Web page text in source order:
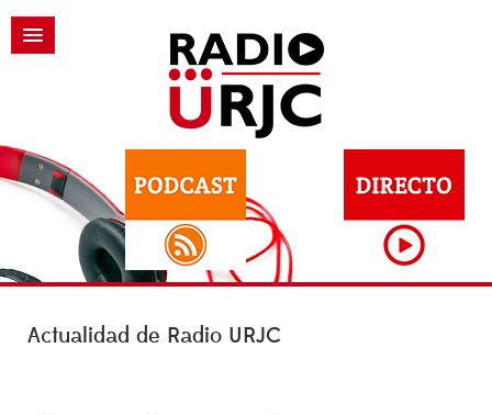
Actualidad de Radio URJC